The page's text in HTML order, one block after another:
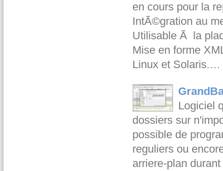
en cours pour la
IntÃ©gration au
Utilisable Ã la
Mise en forme
Linux et Solaris.…
Logiciel
dossiers sur
possible de
reguliers ou
arriere-plan